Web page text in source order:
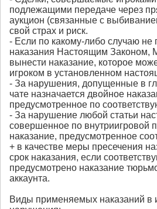
подлежащими передаче через
аукцион (связанные с
свой страх и риск.
- Если по какому-либо случаю не
наказания Настоящим Законом,
вынести наказание, которое
игроком в установленном
- За нарушения, допущенные в
чате назначается двойное
предусмотренное по
- За нарушение любой статьи
совершенное по внутриигровой
наказание, предусмотренное
+ в качестве меры пресечения
срок наказания, если
предусмотрено наказание
аккаунта.
Виды применяемых наказаний в